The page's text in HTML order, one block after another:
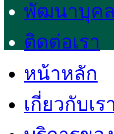
พัฒนาบุค
ติดต่อเรา
หน้าหลัก
เกี่ยวกับเร